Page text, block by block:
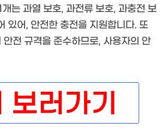
과열 보호, 과전류 보호, 과충전 보
있어, 안전한 충전을 지원합니다. 또
안전 규격을 준수하므로, 사용자의 안